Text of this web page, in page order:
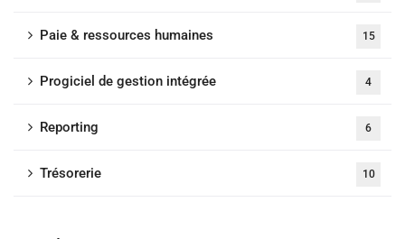
Paie & ressources humaines 15
Progiciel de gestion intégrée 4
Reporting 6
Trésorerie 10